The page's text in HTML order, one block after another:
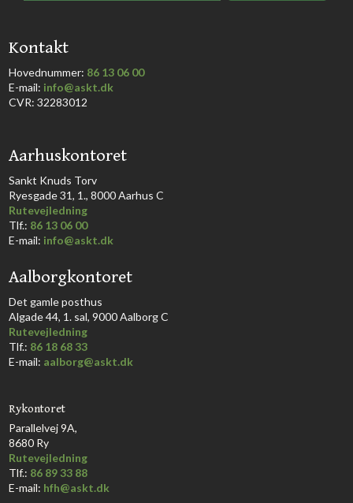
​Kontakt
Hovednummer: 86 13 06 00
​E-mail: info@askt.dk
CVR: 32283012
​Aarhuskontoret
​Sankt Knuds Torv
Ryesgade 31, 1., 8000 Aarhus C​​​
Rutevejledning
​Tlf.: 86 13 06 00
E-mail: info@askt.dk
Aalborgkontoret
​Det gamle posthus
Algade 44, 1. sal, 9000 Aalborg C​
Rutevejledning
Tlf.: 86 18 68 33​
E-mail: aalborg@askt.dk​
Rykontoret
Parallelvej 9A,
8680 Ry
Rutevejledning
Tlf.: 86 89 33 88
E-mail: hfh@askt.dk